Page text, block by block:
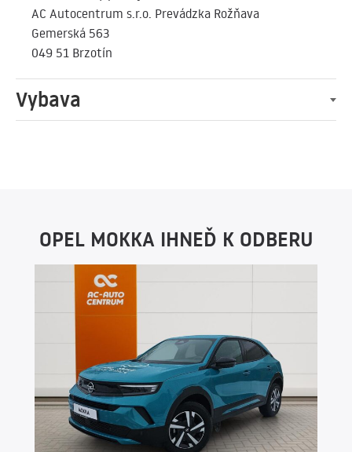
AC Autocentrum s.r.o. Prevádzka Rožňava
Gemerská 563
049 51 Brzotín
Vybava
OPEL MOKKA IHNEĎ K ODBERU